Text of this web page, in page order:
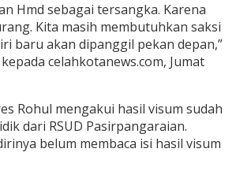
Hmd sebagai tersangka. Karena
Kita masih membutuhkan saksi
baru akan dipanggil pekan depan,”
celahkotanews.com, Jumat
Rohul mengakui hasil visum sudah
dari RSUD Pasirpangaraian.
belum membaca isi hasil visum